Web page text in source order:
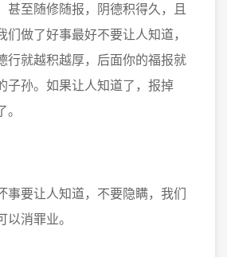
至随修随报，阴德积得久，且
们做了好事最好不要让人知道，
行就越积越厚，后面你的福报就
子孙。如果让人知道了，报掉
要让人知道，不要隐瞒，我们
消罪业。